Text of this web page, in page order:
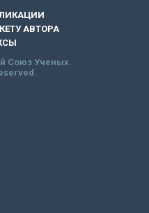
АВТОРА
Союз Ученых.